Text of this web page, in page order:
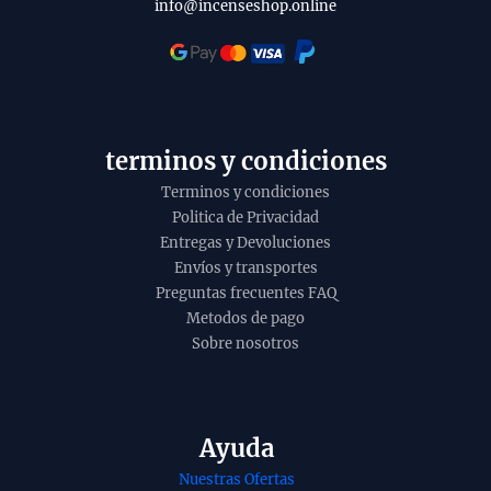
info@incenseshop.online
terminos y condiciones
Terminos y condiciones
Politica de Privacidad
Entregas y Devoluciones
Envíos y transportes
Preguntas frecuentes FAQ
Metodos de pago
Sobre nosotros
Ayuda
Nuestras Ofertas